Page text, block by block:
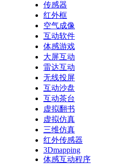
传感器
红外框
空气成像
互动软件
体感游戏
大屏互动
雷达互动
无线投屏
互动沙盘
互动茶台
虚拟翻书
虚拟仿真
三维仿真
红外传感器
3Dmapping
体感互动程序